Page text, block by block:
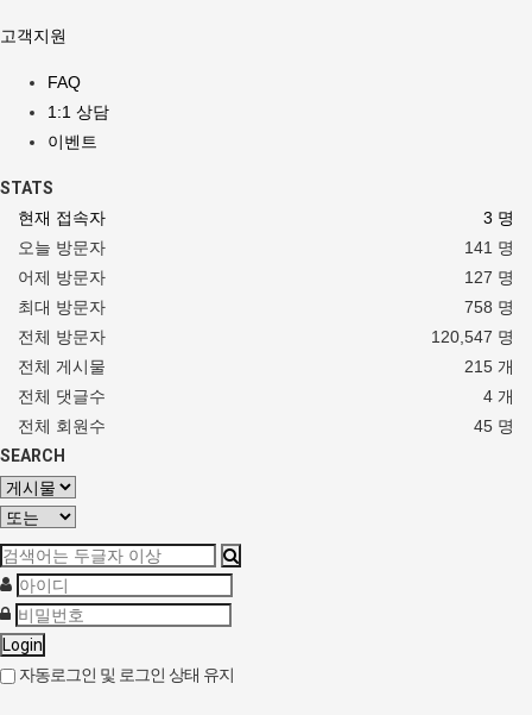
고객지원
FAQ
1:1 상담
이벤트
STATS
3 명
현재 접속자
141 명
오늘 방문자
127 명
어제 방문자
758 명
최대 방문자
120,547 명
전체 방문자
215 개
전체 게시물
4 개
전체 댓글수
45 명
전체 회원수
SEARCH
Login
자동로그인 및 로그인 상태 유지